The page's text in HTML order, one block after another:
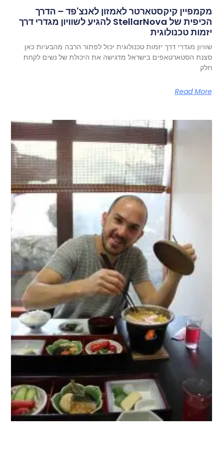
מקמפיין קיקסטארטר לאמזון לאנצ'פד – הדרך
הכיפית של StellarNova להגיע לשוויון מגדרי דרך
יזמות טכנולוגית
שוויון מגדרי דרך יזמות טכנולוגית יכול לפתור הרבה מהבעיות כאן
סצנת הסטארטאפים בישראל מדגישה את היכולת של נשים לקחת
חלק
Read More